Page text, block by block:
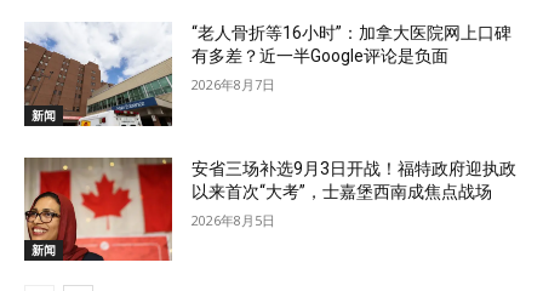
新闻
“老人骨折等16小时”：加拿大医院网上口碑
有多差？近一半Google评论是负面
2026年8月7日
新闻
安省三场补选9月3日开战！福特政府迎执政
以来首次“大考”，士嘉堡西南成焦点战场
2026年8月5日